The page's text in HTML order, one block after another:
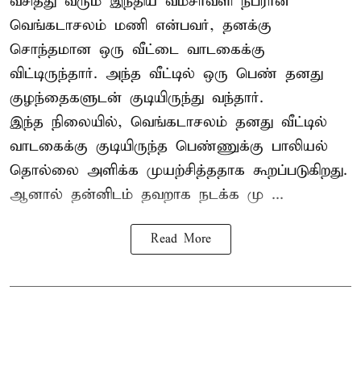
வெங்கடாசலம் மணி என்பவர், தனக்கு
சொந்தமான ஒரு வீட்டை வாடகைக்கு
விட்டிருந்தார். அந்த வீட்டில் ஒரு பெண் தனது
குழந்தைகளுடன் குடியிருந்து வந்தார்.
இந்த நிலையில், வெங்கடாசலம் தனது வீட்டில்
வாடகைக்கு குடியிருந்த பெண்ணுக்கு பாலியல்
தொல்லை அளிக்க முயற்சித்ததாக கூறப்படுகிறது.
ஆனால் தன்னிடம் தவறாக நடக்க மு ...
Read More